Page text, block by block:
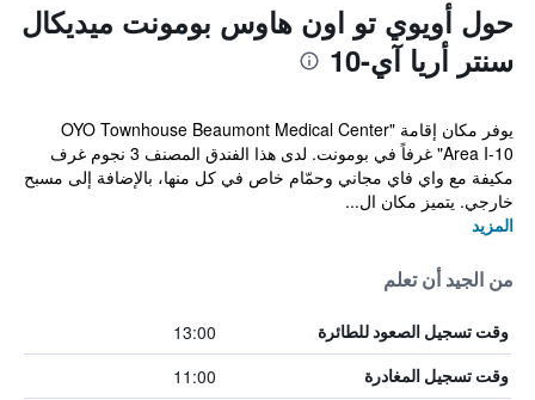
حول أويوي تو اون هاوس بومونت ميديكال
سنتر أريا آي-10
يوفر مكان إقامة "OYO Townhouse Beaumont Medical Center
Area I-10" غرفاً في بومونت. لدى هذا الفندق المصنف 3 نجوم غرف
مكيفة مع واي فاي مجاني وحمّام خاص في كل منها، بالإضافة إلى مسبح
خارجي. يتميز مكان ال...
المزيد
من الجيد أن تعلم
وقت تسجيل الصعود للطائرة 13:00
وقت تسجيل المغادرة 11:00